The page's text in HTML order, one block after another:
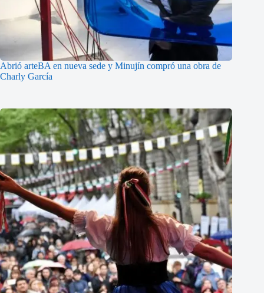
Abrió arteBA en nueva sede y Minujín compró una obra de
Charly García